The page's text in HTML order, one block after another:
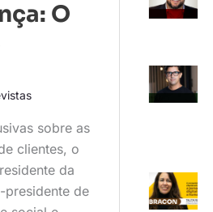
O
sobre as
clientes, o
da
presidente de